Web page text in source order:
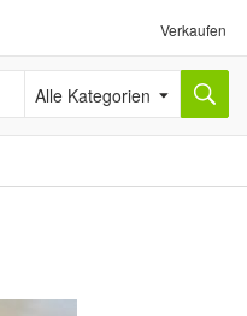
Verkaufen
Alle Kategorien